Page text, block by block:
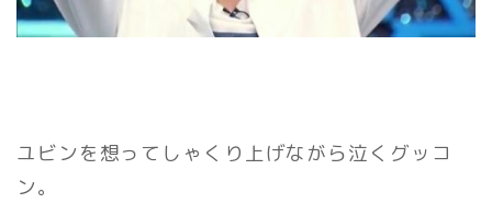
ユビンを想ってしゃくり上げながら泣くグッコ
ン。